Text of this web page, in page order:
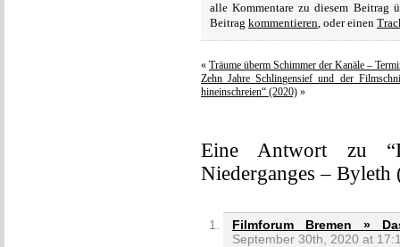
alle Kommentare zu diesem Beitrag
Beitrag kommentieren, oder einen
« Träume überm Schimmer der Kanäle –
Zehn Jahre Schlingensief und der
hineinschreien“ (2020) »
Eine Antwort zu
Niederganges – Byleth
Filmforum Bremen »
September 30th, 2020 at